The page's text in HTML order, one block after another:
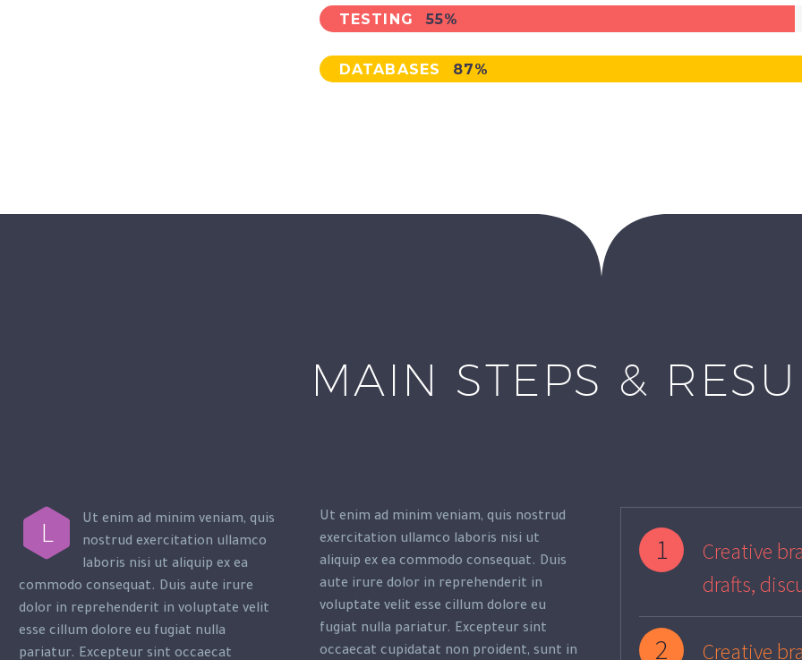
TESTING 55%
DATABASES 87%
MAIN STEPS &
L
Ut enim ad minim veniam, quis
nostrud exercitation ullamco
laboris nisi ut aliquip ex ea
commodo consequat. Duis aute irure
dolor in reprehenderit in voluptate velit
esse cillum dolore eu fugiat nulla
pariatur. Excepteur sint occaecat
Ut enim ad minim veniam, quis nostrud
exercitation ullamco laboris nisi ut
aliquip ex ea commodo consequat. Duis
aute irure dolor in reprehenderit in
voluptate velit esse cillum dolore eu
fugiat nulla pariatur. Excepteur sint
occaecat cupidatat non proident, sunt in
1
Creative
drafts,
2
Creative